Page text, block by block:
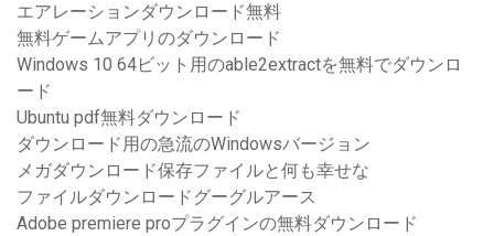
エアレーションダウンロード無料
無料ゲームアプリのダウンロード
Windows 10 64ビット用のable2extractを無料でダウンロ
ード
Ubuntu pdf無料ダウンロード
ダウンロード用の急流のWindowsバージョン
メガダウンロード保存ファイルと何も幸せな
ファイルダウンロードグーグルアース
Adobe premiere proプラグインの無料ダウンロード